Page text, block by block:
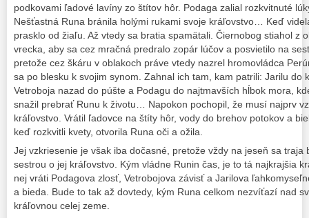
podkovami ľadové lavíny zo štítov hôr. Podaga zalial rozkvitnuté
Nešťastná Runa bránila holými rukami svoje kráľovstvo… Keď
prasklo od žiaľu. Až vtedy sa bratia spamätali. Čiernobog stiahol z
vrecka, aby sa cez mračná predralo zopár lúčov a posvietilo na
pretože cez škáru v oblakoch práve vtedy nazrel hromovládca
sa po blesku k svojim synom. Zahnal ich tam, kam patrili: Jarilu do
Vetroboja nazad do púšte a Podagu do najtmavších hĺbok mora,
snažil prebrať Runu k životu… Napokon pochopil, že musí najprv
kráľovstvo. Vrátil ľadovce na štíty hôr, vody do brehov potokov a
keď rozkvitli kvety, otvorila Runa oči a ožila.
Jej vzkriesenie je však iba dočasné, pretože vždy na jeseň sa traja
sestrou o jej kráľovstvo. Kým vládne Runin čas, je to tá najkrajšia
nej vráti Podagova zlosť, Vetrobojova závisť a Jarilova
a bieda. Bude to tak až dovtedy, kým Runa celkom nezvíťazí nad
kráľovnou celej zeme.